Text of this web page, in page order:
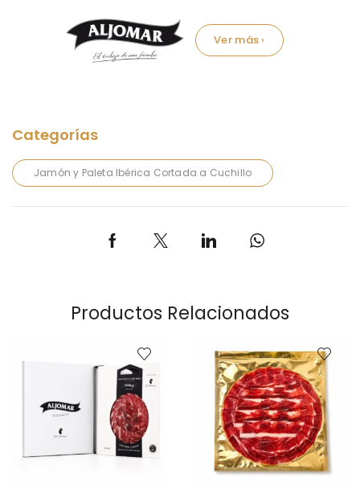
Jamón y Paleta Ibérica Cortada a Cuchillo
Productos Relacionados